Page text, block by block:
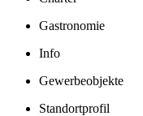
Gastronomie
Info
Gewerbeobjekte
Standortprofil